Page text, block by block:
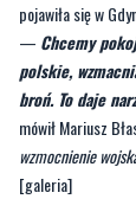
pojawiła się w
— Chcemy
polskie,
broń. To daje
mówił Mariusz
wzmocnienie
[galeria]